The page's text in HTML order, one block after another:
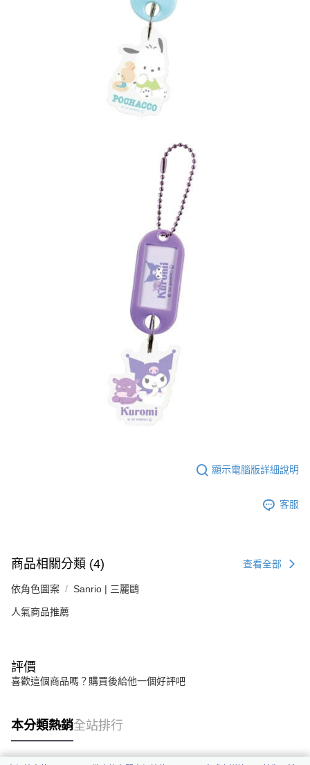
顯示電腦版詳細說明
客服
商品相關分類 (4) 查看全部
依角色圖案 Sanrio | 三麗鷗
人氣商品推薦
評價
喜歡這個商品嗎？購買後給他一個好評吧
本分類熱銷全站排行